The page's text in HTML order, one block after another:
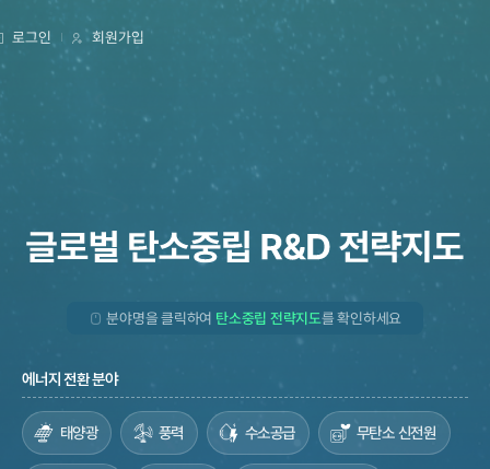
로그인 회원가입
분야명을 클릭하여 탄소중립 전략지도를 확인하세요
에너지 전환 분야
태양광 풍력 수소공급 무탄소 신전원